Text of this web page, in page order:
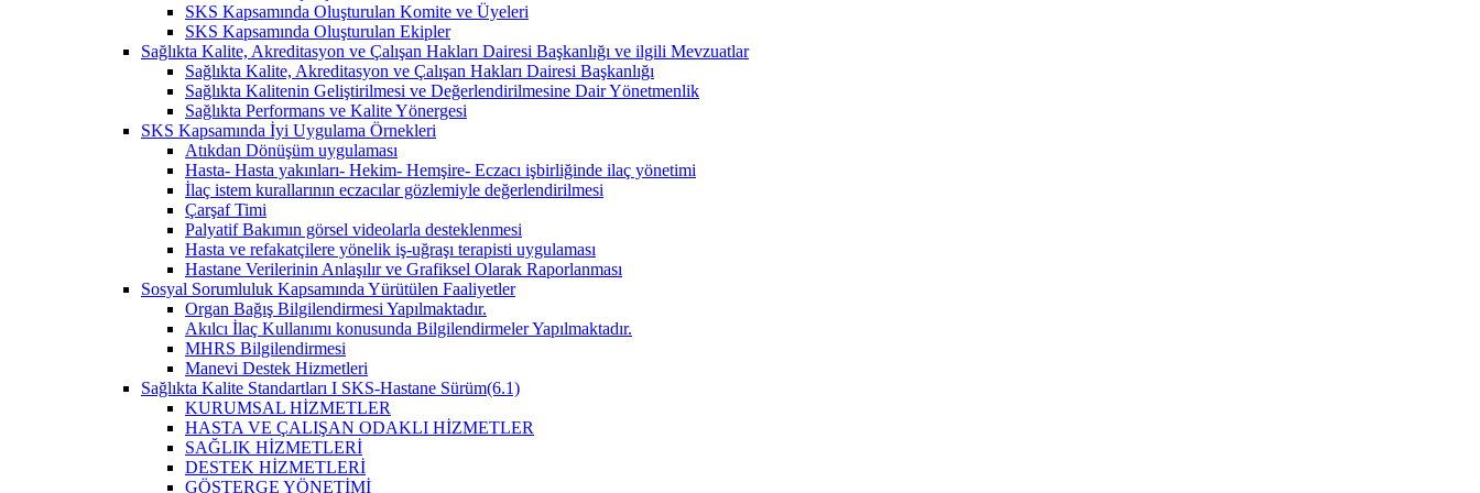
SKS Kapsamında Oluşturulan Komite ve Üyeleri
SKS Kapsamında Oluşturulan Ekipler
Sağlıkta Kalite, Akreditasyon ve Çalışan Hakları Dairesi Başkanlığı ve ilgili Mevzuatlar
Sağlıkta Kalite, Akreditasyon ve Çalışan Hakları Dairesi Başkanlığı
Sağlıkta Kalitenin Geliştirilmesi ve Değerlendirilmesine Dair Yönetmenlik
Sağlıkta Performans ve Kalite Yönergesi
SKS Kapsamında İyi Uygulama Örnekleri
Atıkdan Dönüşüm uygulaması
Hasta- Hasta yakınları- Hekim- Hemşire- Eczacı işbirliğinde ilaç yönetimi
İlaç istem kurallarının eczacılar gözlemiyle değerlendirilmesi
Çarşaf Timi
Palyatif Bakımın görsel videolarla desteklenmesi
Hasta ve refakatçilere yönelik iş-uğraşı terapisti uygulaması
Hastane Verilerinin Anlaşılır ve Grafiksel Olarak Raporlanması
Sosyal Sorumluluk Kapsamında Yürütülen Faaliyetler
Organ Bağış Bilgilendirmesi Yapılmaktadır.
Akılcı İlaç Kullanımı konusunda Bilgilendirmeler Yapılmaktadır.
MHRS Bilgilendirmesi
Manevi Destek Hizmetleri
Sağlıkta Kalite Standartları I SKS-Hastane Sürüm(6.1)
KURUMSAL HİZMETLER
HASTA VE ÇALIŞAN ODAKLI HİZMETLER
SAĞLIK HİZMETLERİ
DESTEK HİZMETLERİ
GÖSTERGE YÖNETİMİ